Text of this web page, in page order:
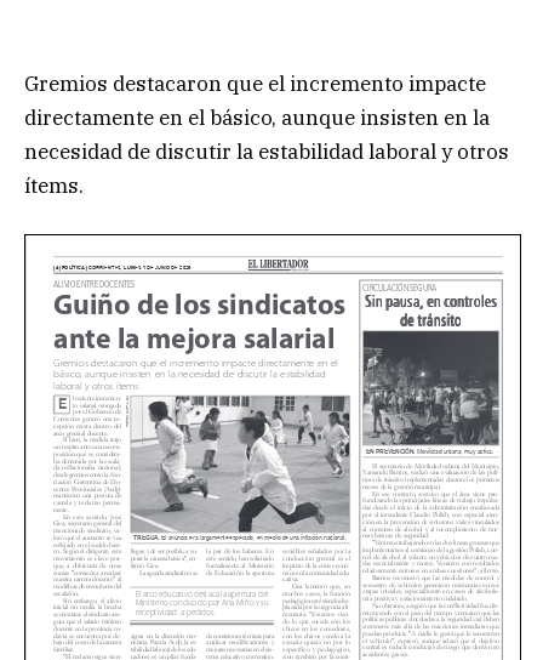
Gremios destacaron que el incremento impacte
directamente en el básico, aunque insisten en la
necesidad de discutir la estabilidad laboral y otros
ítems.